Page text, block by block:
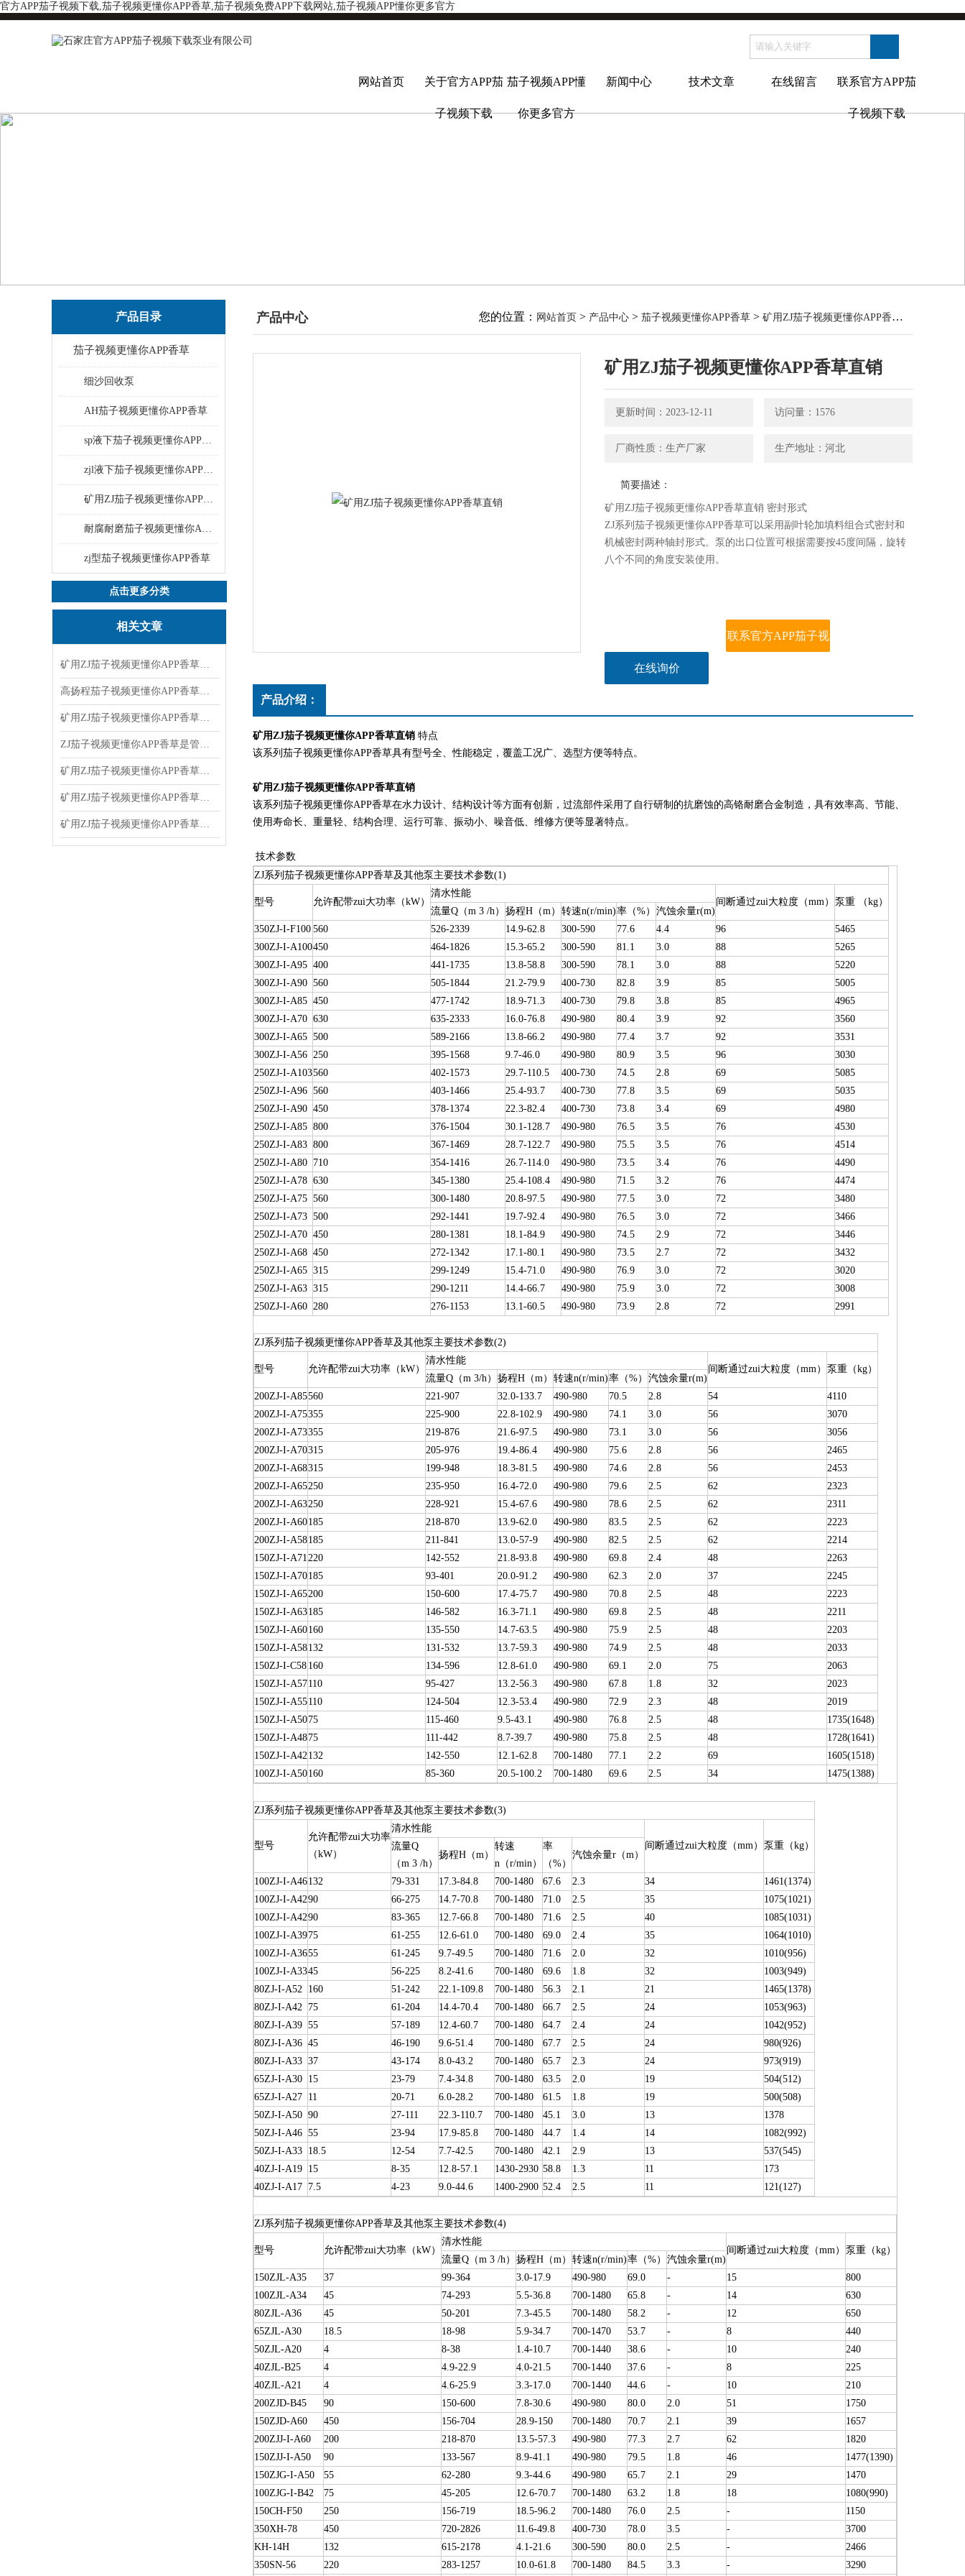
官方APP茄子视频下载,茄子视频更懂你APP香草,茄子视频免费APP下载网站,茄子视频APP懂你更多官方
网站首页 关于官方APP茄
子视频下载
茄子视频APP懂
你更多官方
新闻中心 技术文章 在线留言 联系官方APP茄
子视频下载
产品目录
茄子视频更懂你APP香草
细沙回收泵
AH茄子视频更懂你APP香草
sp液下茄子视频更懂你APP香草
zjl液下茄子视频更懂你APP香草
矿用ZJ茄子视频更懂你APP香草
耐腐耐磨茄子视频更懂你APP香草
zj型茄子视频更懂你APP香草
点击更多分类
相关文章
矿用ZJ茄子视频更懂你APP香草：矿山排水与物料输送的坚实力量
高扬程茄子视频更懂你APP香草在污泥处理中的关键作用
矿用ZJ茄子视频更懂你APP香草能够节省能源，提高生产效率
ZJ茄子视频更懂你APP香草是管道水利输送的关键设备
矿用ZJ茄子视频更懂你APP香草不出水的解决办法
矿用ZJ茄子视频更懂你APP香草是如何工作的呢
矿用ZJ茄子视频更懂你APP香草的工况点简单说明一下
产品中心 您的位置： 网站首页 > 产品中心 > 茄子视频更懂你APP香草 > 矿用ZJ茄子视频更懂你APP香草 > 50ZJ-I-
矿用ZJ茄子视频更懂你APP香草直销
更新时间：2023-12-11 访问量：1576
厂商性质：生产厂家 生产地址：河北
简要描述：
矿用ZJ茄子视频更懂你APP香草直销 密封形式
ZJ系列茄子视频更懂你APP香草可以采用副叶轮加填料组合式密封和
机械密封两种轴封形式。泵的出口位置可根据需要按45度间隔，旋转
八个不同的角度安装使用。
在线询价
联系官方APP茄子视
产品介绍：
矿用ZJ茄子视频更懂你APP香草直销 特点
该系列茄子视频更懂你APP香草具有型号全、性能稳定，覆盖工况广、选型方便等特点。
矿用ZJ茄子视频更懂你APP香草直销
该系列茄子视频更懂你APP香草在水力设计、结构设计等方面有创新，过流部件采用了自行研制的抗磨蚀的高铬耐磨合金制造，具有效率高、节能、
使用寿命长、重量轻、结构合理、运行可靠、振动小、噪音低、维修方便等显著特点。
技术参数
ZJ系列茄子视频更懂你APP香草及其他泵主要技术参数(1)
型号 允许配带zui大功率（kW）
清水性能
间断通过zui大粒度（mm） 泵重 （kg）
流量Q（m 3 /h） 扬程H（m） 转速n(r/min)率（%） 汽蚀余量r(m)
350ZJ-I-F100 560 526-2339 14.9-62.8 300-590 77.6 4.4 96
5465
300ZJ-I-A100450 464-1826 15.3-65.2 300-590 81.1 3.0 88
5265
300ZJ-I-A95 400 441-1735 13.8-58.8 300-590 78.1 3.0 88
5220
300ZJ-I-A90 560 505-1844 21.2-79.9 400-730 82.8 3.9 85
5005
300ZJ-I-A85 450 477-1742 18.9-71.3 400-730 79.8 3.8 85
4965
300ZJ-I-A70 630 635-2333 16.0-76.8 490-980 80.4 3.9 92
3560
300ZJ-I-A65 500 589-2166 13.8-66.2 490-980 77.4 3.7 92
3531
300ZJ-I-A56 250 395-1568 9.7-46.0 490-980 80.9 3.5 96
3030
250ZJ-I-A103560 402-1573 29.7-110.5 400-730 74.5 2.8 69
5085
250ZJ-I-A96 560 403-1466 25.4-93.7 400-730 77.8 3.5 69
5035
250ZJ-I-A90 450 378-1374 22.3-82.4 400-730 73.8 3.4 69
4980
250ZJ-I-A85 800 376-1504 30.1-128.7 490-980 76.5 3.5 76
4530
250ZJ-I-A83 800 367-1469 28.7-122.7 490-980 75.5 3.5 76
4514
250ZJ-I-A80 710 354-1416 26.7-114.0 490-980 73.5 3.4 76
4490
250ZJ-I-A78 630 345-1380 25.4-108.4 490-980 71.5 3.2 76
4474
250ZJ-I-A75 560 300-1480 20.8-97.5 490-980 77.5 3.0 72
3480
250ZJ-I-A73 500 292-1441 19.7-92.4 490-980 76.5 3.0 72
3466
250ZJ-I-A70 450 280-1381 18.1-84.9 490-980 74.5 2.9 72
3446
250ZJ-I-A68 450 272-1342 17.1-80.1 490-980 73.5 2.7 72
3432
250ZJ-I-A65 315 299-1249 15.4-71.0 490-980 76.9 3.0 72
3020
250ZJ-I-A63 315 290-1211 14.4-66.7 490-980 75.9 3.0 72
3008
250ZJ-I-A60 280 276-1153 13.1-60.5 490-980 73.9 2.8 72 2991
ZJ系列茄子视频更懂你APP香草及其他泵主要技术参数(2)
型号 允许配带zui大功率（kW）
清水性能
间断通过zui大粒度（mm） 泵重（kg）
流量Q（m 3/h） 扬程H（m） 转速n(r/min)率（%） 汽蚀余量r(m)
200ZJ-I-A85560 221-907 32.0-133.7 490-980 70.5 2.8 54
4110
200ZJ-I-A75355 225-900 22.8-102.9 490-980 74.1 3.0 56
3070
200ZJ-I-A73355 219-876 21.6-97.5 490-980 73.1 3.0 56
3056
200ZJ-I-A70315 205-976 19.4-86.4 490-980 75.6 2.8 56
2465
200ZJ-I-A68315 199-948 18.3-81.5 490-980 74.6 2.8 56
2453
200ZJ-I-A65250 235-950 16.4-72.0 490-980 79.6 2.5 62
2323
200ZJ-I-A63250 228-921 15.4-67.6 490-980 78.6 2.5 62
2311
200ZJ-I-A60185 218-870 13.9-62.0 490-980 83.5 2.5 62
2223
200ZJ-I-A58185 211-841 13.0-57-9 490-980 82.5 2.5 62
2214
150ZJ-I-A71220 142-552 21.8-93.8 490-980 69.8 2.4 48
2263
150ZJ-I-A70185 93-401 20.0-91.2 490-980 62.3 2.0 37
2245
150ZJ-I-A65200 150-600 17.4-75.7 490-980 70.8 2.5 48
2223
150ZJ-I-A63185 146-582 16.3-71.1 490-980 69.8 2.5 48
2211
150ZJ-I-A60160 135-550 14.7-63.5 490-980 75.9 2.5 48
2203
150ZJ-I-A58132 131-532 13.7-59.3 490-980 74.9 2.5 48
2033
150ZJ-I-C58 160 134-596 12.8-61.0 490-980 69.1 2.0 75
2063
150ZJ-I-A57110 95-427 13.2-56.3 490-980 67.8 1.8 32
2023
150ZJ-I-A55110 124-504 12.3-53.4 490-980 72.9 2.3 48
2019
150ZJ-I-A5075 115-460 9.5-43.1 490-980 76.8 2.5 48
1735(1648)
150ZJ-I-A4875 111-442 8.7-39.7 490-980 75.8 2.5 48
1728(1641)
150ZJ-I-A42132 142-550 12.1-62.8 700-1480 77.1 2.2 69
1605(1518)
100ZJ-I-A50160 85-360 20.5-100.2 700-1480 69.6 2.5 34 1475(1388)
ZJ系列茄子视频更懂你APP香草及其他泵主要技术参数(3)
型号
允许配带zui大功率
（kW）
清水性能
间断通过zui大粒度（mm） 泵重（kg）
流量Q
（m 3 /h）
扬程H（m）
转速
n（r/min）
率
（%）
汽蚀余量r（m）
100ZJ-I-A46132 79-331 17.3-84.8 700-1480 67.6 2.3 34
1461(1374)
100ZJ-I-A4290 66-275 14.7-70.8 700-1480 71.0 2.5 35
1075(1021)
100ZJ-I-A4290 83-365 12.7-66.8 700-1480 71.6 2.5 40
1085(1031)
100ZJ-I-A3975 61-255 12.6-61.0 700-1480 69.0 2.4 35
1064(1010)
100ZJ-I-A3655 61-245 9.7-49.5 700-1480 71.6 2.0 32
1010(956)
100ZJ-I-A3345 56-225 8.2-41.6 700-1480 69.6 1.8 32
1003(949)
80ZJ-I-A52 160 51-242 22.1-109.8 700-1480 56.3 2.1 21
1465(1378)
80ZJ-I-A42 75 61-204 14.4-70.4 700-1480 66.7 2.5 24
1053(963)
80ZJ-I-A39 55 57-189 12.4-60.7 700-1480 64.7 2.4 24
1042(952)
80ZJ-I-A36 45 46-190 9.6-51.4 700-1480 67.7 2.5 24
980(926)
80ZJ-I-A33 37 43-174 8.0-43.2 700-1480 65.7 2.3 24
973(919)
65ZJ-I-A30 15 23-79 7.4-34.8 700-1480 63.5 2.0 19
504(512)
65ZJ-I-A27 11 20-71 6.0-28.2 700-1480 61.5 1.8 19
500(508)
50ZJ-I-A50 90 27-111 22.3-110.7 700-1480 45.1 3.0 13
1378
50ZJ-I-A46 55 23-94 17.9-85.8 700-1480 44.7 1.4 14
1082(992)
50ZJ-I-A33 18.5 12-54 7.7-42.5 700-1480 42.1 2.9 13
537(545)
40ZJ-I-A19 15 8-35 12.8-57.1 1430-2930 58.8 1.3 11
173
40ZJ-I-A17 7.5 4-23 9.0-44.6 1400-2900 52.4 2.5 11 121(127)
ZJ系列茄子视频更懂你APP香草及其他泵主要技术参数(4)
型号 允许配带zui大功率（kW）
清水性能
间断通过zui大粒度（mm） 泵重（kg）
流量Q（m 3 /h） 扬程H（m） 转速n(r/min)率（%） 汽蚀余量r(m)
150ZJL-A35
37 99-364 3.0-17.9 490-980 69.0 - 15
800
100ZJL-A34
45 74-293 5.5-36.8 700-1480 65.8 - 14
630
80ZJL-A36
45 50-201 7.3-45.5 700-1480 58.2 - 12
650
65ZJL-A30
18.5 18-98 5.9-34.7 700-1470 53.7 - 8
440
50ZJL-A20
4 8-38 1.4-10.7 700-1440 38.6 - 10
240
40ZJL-B25
4 4.9-22.9 4.0-21.5 700-1440 37.6 - 8
225
40ZJL-A21
4 4.6-25.9 3.3-17.0 700-1440 44.6 - 10
210
200ZJD-B45
90 150-600 7.8-30.6 490-980 80.0 2.0 51
1750
150ZJD-A60
450 156-704 28.9-150 700-1480 70.7 2.1 39
1657
200ZJJ-I-A60
200 218-870 13.5-57.3 490-980 77.3 2.7 62
1820
150ZJJ-I-A50
90 133-567 8.9-41.1 490-980 79.5 1.8 46
1477(1390)
150ZJG-I-A50
55 62-280 9.3-44.6 490-980 65.7 2.1 29
1470
100ZJG-I-B42
75 45-205 12.6-70.7 700-1480 63.2 1.8 18
1080(990)
150CH-F50
250 156-719 18.5-96.2 700-1480 76.0 2.5 -
1150
350XH-78
450 720-2826 11.6-49.8 400-730 78.0 3.5 -
3700
KH-14H
132 615-2178 4.1-21.6 300-590 80.0 2.5 -
2466
350SN-56
220 283-1257 10.0-61.8 700-1480 84.5 3.3 - 3290